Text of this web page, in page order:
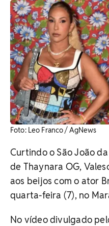
Foto: Leo Franco / AgNews
Curtindo o São João
de Thaynara OG,
aos beijos com o ator
quarta-feira (7), no
No vídeo divulgado